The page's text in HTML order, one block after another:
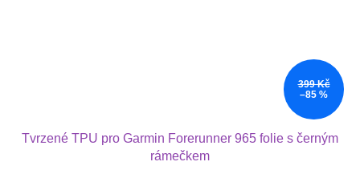
399 Kč
–85 %
Tvrzené TPU pro Garmin Forerunner 965 folie s černým
rámečkem